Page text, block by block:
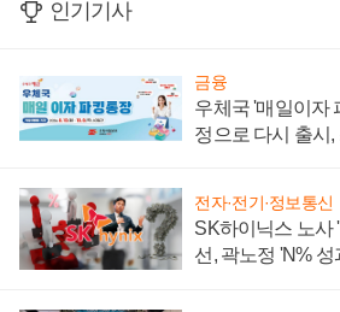
인기기사
금융
우체국 '매일이자
정으로 다시 출시,
전자·전기·정보통신
SK하이닉스 노사
선, 곽노정 'N%